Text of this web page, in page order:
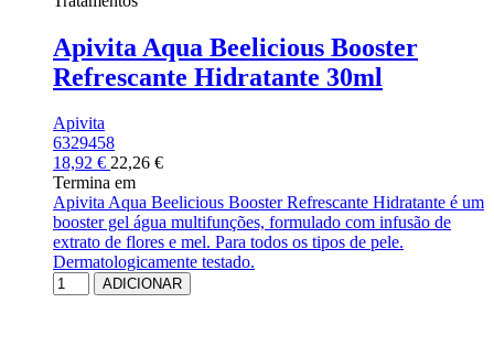
Apivita Aqua Beelicious Booster
Refrescante Hidratante 30ml
Apivita
6329458
18,92 € 22,26 €
Termina em
Apivita Aqua Beelicious Booster Refrescante Hidratante é um
booster gel água multifunções, formulado com infusão de
extrato de flores e mel. Para todos os tipos de pele.
Dermatologicamente testado.
ADICIONAR